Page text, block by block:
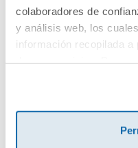
colaboradores de
y análisis web, los
información recopilada a
¡Sé el primero